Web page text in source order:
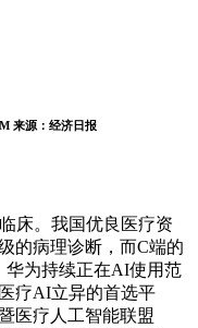
来源： 经济日报
。我国优良医疗资
的病理诊断，而C端的
华为持续正在AI使用范
疗AI立异的首选平
医疗人工智能联盟